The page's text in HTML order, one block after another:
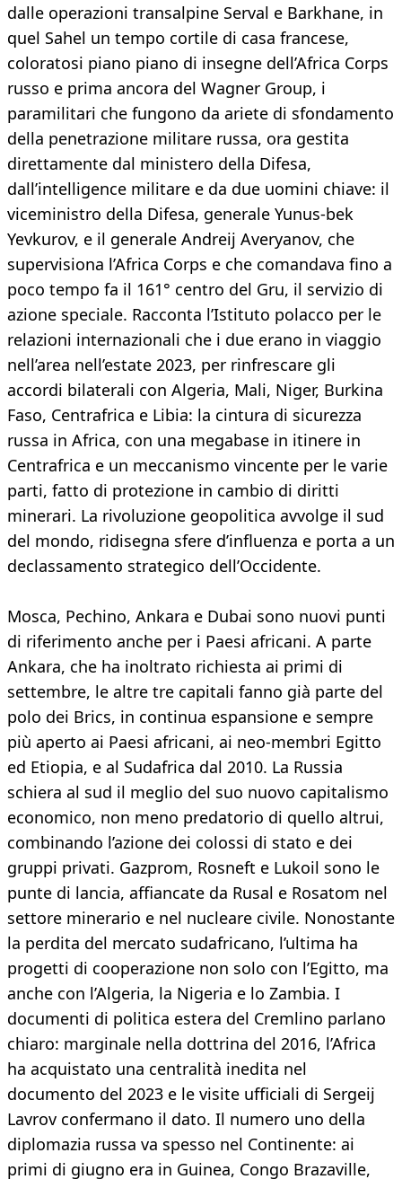
dalle operazioni transalpine Serval e Barkhane, in
quel Sahel un tempo cortile di casa francese,
coloratosi piano piano di insegne dell’Africa Corps
russo e prima ancora del Wagner Group, i
paramilitari che fungono da ariete di sfondamento
della penetrazione militare russa, ora gestita
direttamente dal ministero della Difesa,
dall’intelligence militare e da due uomini chiave: il
viceministro della Difesa, generale Yunus-bek
Yevkurov, e il generale Andreij Averyanov, che
supervisiona l’Africa Corps e che comandava fino a
poco tempo fa il 161° centro del Gru, il servizio di
azione speciale. Racconta l’Istituto polacco per le
relazioni internazionali che i due erano in viaggio
nell’area nell’estate 2023, per rinfrescare gli
accordi bilaterali con Algeria, Mali, Niger, Burkina
Faso, Centrafrica e Libia: la cintura di sicurezza
russa in Africa, con una megabase in itinere in
Centrafrica e un meccanismo vincente per le varie
parti, fatto di protezione in cambio di diritti
minerari. La rivoluzione geopolitica avvolge il sud
del mondo, ridisegna sfere d’influenza e porta a un
declassamento strategico dell’Occidente.
Mosca, Pechino, Ankara e Dubai sono nuovi punti
di riferimento anche per i Paesi africani. A parte
Ankara, che ha inoltrato richiesta ai primi di
settembre, le altre tre capitali fanno già parte del
polo dei Brics, in continua espansione e sempre
più aperto ai Paesi africani, ai neo-membri Egitto
ed Etiopia, e al Sudafrica dal 2010. La Russia
schiera al sud il meglio del suo nuovo capitalismo
economico, non meno predatorio di quello altrui,
combinando l’azione dei colossi di stato e dei
gruppi privati. Gazprom, Rosneft e Lukoil sono le
punte di lancia, affiancate da Rusal e Rosatom nel
settore minerario e nel nucleare civile. Nonostante
la perdita del mercato sudafricano, l’ultima ha
progetti di cooperazione non solo con l’Egitto, ma
anche con l’Algeria, la Nigeria e lo Zambia. I
documenti di politica estera del Cremlino parlano
chiaro: marginale nella dottrina del 2016, l’Africa
ha acquistato una centralità inedita nel
documento del 2023 e le visite ufficiali di Sergeij
Lavrov confermano il dato. Il numero uno della
diplomazia russa va spesso nel Continente: ai
primi di giugno era in Guinea, Congo Brazaville,